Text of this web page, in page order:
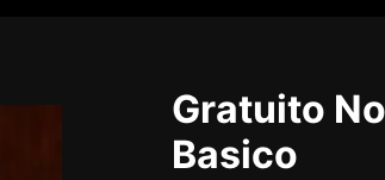
Gratuito
Basico